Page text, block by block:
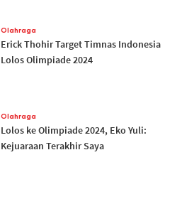
Olahraga
Erick Thohir Target Timnas Indonesia
Lolos Olimpiade 2024
Olahraga
Lolos ke Olimpiade 2024, Eko Yuli:
Kejuaraan Terakhir Saya